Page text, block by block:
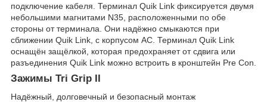
подключение кабеля. Терминал Quik Link фиксируется двумя
небольшими магнитами N35, расположенными по обе
стороны от терминала. Они надёжно смыкаются при
сближении Quik Link, с корпусом АС. Терминал Quik Link
оснащён защёлкой, которая предохраняет от сдвига или
разъединения Quik Link можно встроить в кронштейн Pre Con.
Зажимы Tri Grip II
Надёжный, долговечный и безопасный монтаж